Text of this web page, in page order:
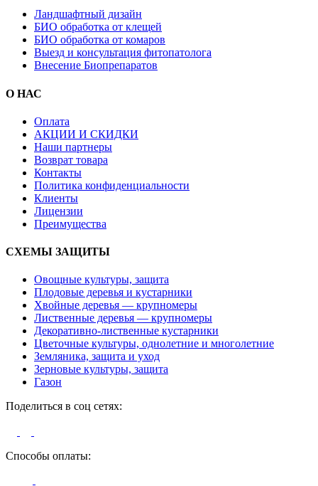
Ландшафтный дизайн
БИО обработка от клещей
БИО обработка от комаров
Выезд и консультация фитопатолога
Внесение Биопрепаратов
О НАС
Оплата
АКЦИИ И СКИДКИ
Наши партнеры
Возврат товара
Контакты
Политика конфиденциальности
Клиенты
Лицензии
Преимущества
СХЕМЫ ЗАЩИТЫ
Овощные культуры, защита
Плодовые деревья и кустарники
Хвойные деревья — крупномеры
Лиственные деревья — крупномеры
Декоративно-лиственные кустарники
Цветочные культуры, однолетние и многолетние
Земляника, защита и уход
Зерновые культуры, защита
Газон
Поделиться в соц сетях:
Способы оплаты: